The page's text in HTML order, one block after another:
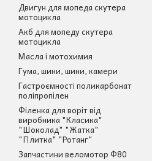
Двигун для мопеда скутера
мотоцикла
Акб для мопеду скутера
мотоцикла
Масла і мотохимия
Гума, шини, шини, камери
Гастроємності поликарбонат
поліпропілен
Філенка для воріт від
виробника "Класика"
"Шоколад" "Жатка"
"Плитка" "Ротанг"
Запчастини веломотор Ф80